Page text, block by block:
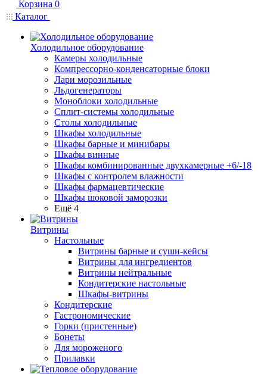
Корзина 0
Каталог
Холодильное оборудование
Камеры холодильные
Компрессорно-конденсаторные блоки
Лари морозильные
Льдогенераторы
Моноблоки холодильные
Сплит-системы холодильные
Столы холодильные
Шкафы холодильные
Шкафы барные и минибары
Шкафы винные
Шкафы комбинированные двухкамерные +6/-18
Шкафы с контролем влажности
Шкафы фармацевтические
Шкафы шоковой заморозки
Ещё 4
Витрины
Настольные
Витрины барные и суши-кейсы
Витрины для ингредиентов
Витрины нейтральные
Кондитерские настольные
Шкафы-витрины
Кондитерские
Гастрономические
Горки (пристенные)
Бонеты
Для мороженого
Прилавки